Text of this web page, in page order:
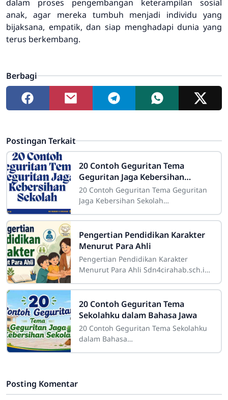
dalam proses pengembangan keterampilan sosial
anak, agar mereka tumbuh menjadi individu yang
bijaksana, empatik, dan siap menghadapi dunia yang
terus berkembang.
Berbagi
Postingan Terkait
20 Contoh Geguritan Tema
Geguritan Jaga Kebersihan
Sekolah
20 Contoh Geguritan Tema Geguritan
Jaga Kebersihan Sekolah
merupakan salah satu aspek yang
sangat penting dalam
Pengertian Pendidikan Karakter
Menurut Para Ahli
Pengertian Pendidikan Karakter
Menurut Para Ahli Sdn4cirahab.sch.id-
konsep yang sangat penting dalam
dunia
20 Contoh Geguritan Tema
Sekolahku dalam Bahasa Jawa
20 Contoh Geguritan Tema Sekolahku
dalam Bahasa
Posting Komentar